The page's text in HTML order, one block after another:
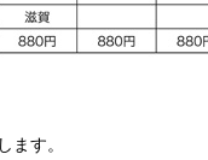
ます。